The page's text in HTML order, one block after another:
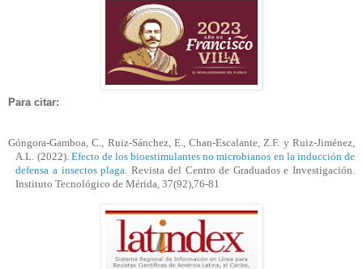
Para citar:
Góngora-Gamboa, C., Ruiz-Sánchez, E.,Chan-Escalante, Z.F. y Ruiz-Jiménez,
A.L. (2022). Efecto de losbioestimulantes no microbianos en la inducción de
defensa a insectos plaga. Revista del Centro de Graduados e Investigación.
Instituto Tecnológico de Mérida, 37(92),76-81